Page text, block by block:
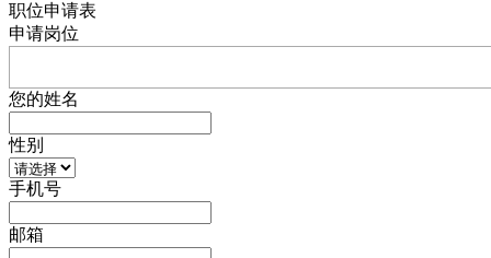
职位申请表
申请岗位
您的姓名
性别
手机号
邮箱